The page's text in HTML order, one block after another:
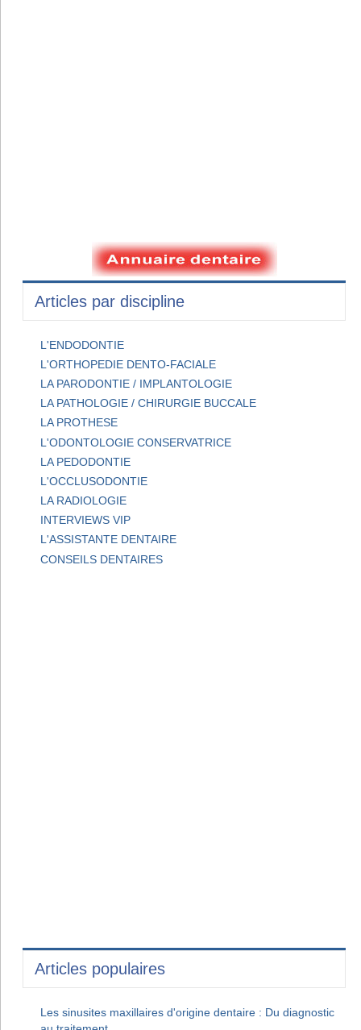
Articles par discipline
L'ENDODONTIE
L'ORTHOPEDIE DENTO-FACIALE
LA PARODONTIE / IMPLANTOLOGIE
LA PATHOLOGIE / CHIRURGIE BUCCALE
LA PROTHESE
L'ODONTOLOGIE CONSERVATRICE
LA PEDODONTIE
L'OCCLUSODONTIE
LA RADIOLOGIE
INTERVIEWS VIP
L'ASSISTANTE DENTAIRE
CONSEILS DENTAIRES
Articles populaires
Les sinusites maxillaires d'origine dentaire : Du diagnostic